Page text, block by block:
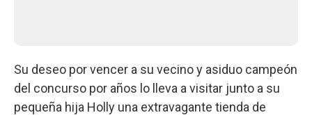
Su deseo por vencer a su vecino y asiduo campeón
del concurso por años lo lleva a visitar junto a su
pequeña hija Holly una extravagante tienda de